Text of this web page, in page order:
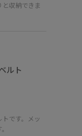
と収納できま
ルト
です。メッ